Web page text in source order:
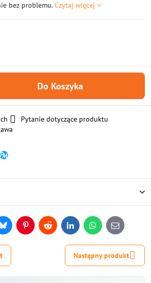
bez problemu.Czytaj więcej
Do Koszyka
Pytanie dotyczące produktu
BlueskyPinterestReddit LinkedInWhatsApp
E-
mail
Następny produkt